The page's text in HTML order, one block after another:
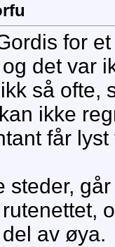
for
det var
så ofte,
ikke
får lyst
steder,
av øya.